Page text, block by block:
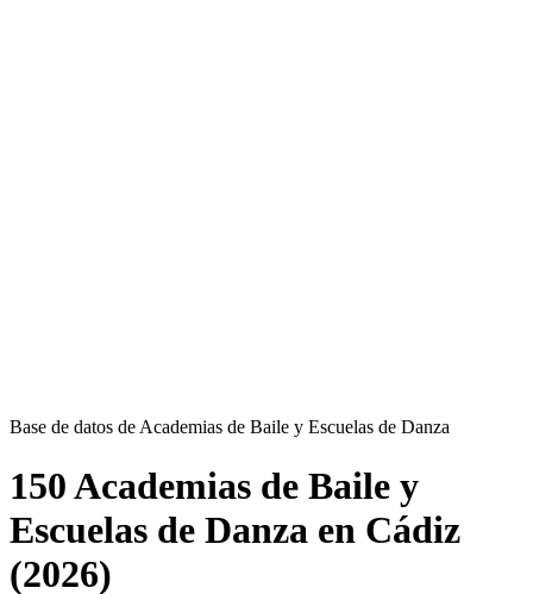
Base de datos de Academias de Baile y Escuelas de Danza
150 Academias de Baile y
Escuelas de Danza en Cádiz
(2026)